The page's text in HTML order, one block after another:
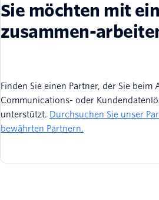
Sie möchten mit
zusammen-
Finden Sie einen Partner, der Sie beim
Communications- oder
unterstützt. Durchsuchen Sie unser
bewährten Partnern.